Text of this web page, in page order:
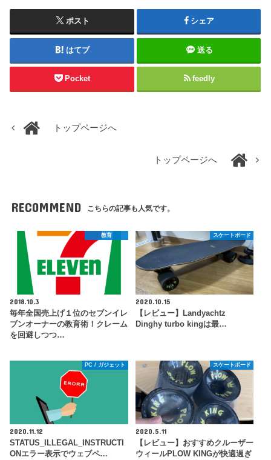
ポスト シェア
はてブ 送る
Pocket feedly
トップページへ
トップページへ
RECOMMEND こちらの記事も人気です。
教育
2018.10.3
毎年全国売上げ１位のセブンイレ
ブンオーナーの教育術！クレーム
を回避しつつ…
スケートボード
2020.10.15
【レビュー】Landyachtz
Dinghy turbo kingは最…
PC / ガジェット
2020.11.12
STATUS_ILLEGAL_INSTRUCTI
ONエラー表示でウェブペ…
スケートボード
2020.5.11
【レビュー】おすすめクルーザー
ウィールPLOW KINGが快適過ぎ